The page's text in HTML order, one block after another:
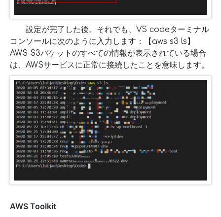
設定が完了した後。それでも、VS codeターミナル
コンソールに次のように入力します：【aws s3 ls】
AWS S3バケットのすべての情報が表示されている場合
は、AWSサービスに正常に接続したことを意味します。
AWS Toolkit